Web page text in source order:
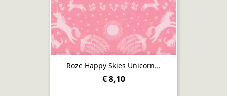
Roze Happy Skies Unicorn...
€ 8,10